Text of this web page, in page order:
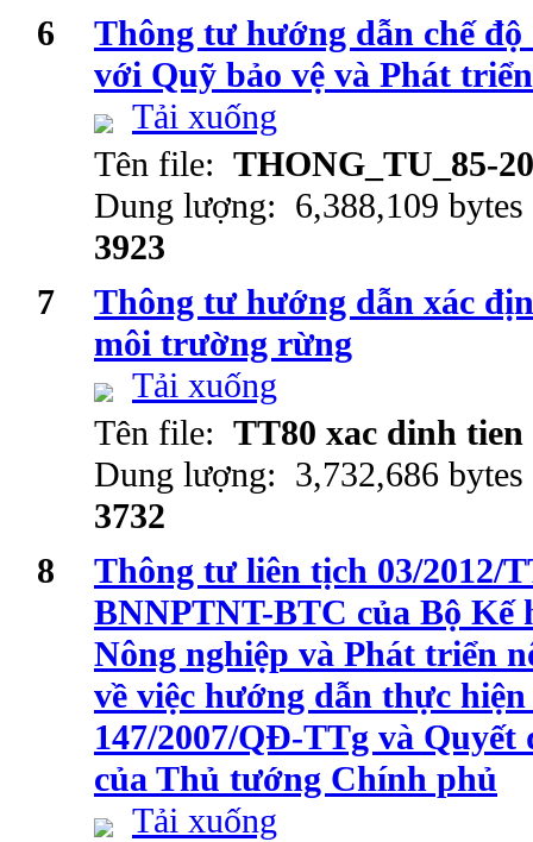
6
Thông tư hướng dẫn chế
với Quỹ bảo vệ và Phát
Tải xuống
Tên file: THONG_TU_85-
Dung lượng: 6,388,109
3923
7
Thông tư hướng dẫn xác
môi trường rừng
Tải xuống
Tên file: TT80 xac dinh
Dung lượng: 3,732,686
3732
8
Thông tư liên tịch 03/2012/
BNNPTNT-BTC của Bộ Kế
Nông nghiệp và Phát triển
về việc hướng dẫn thực
147/2007/QĐ-TTg và
của Thủ tướng Chính phủ
Tải xuống